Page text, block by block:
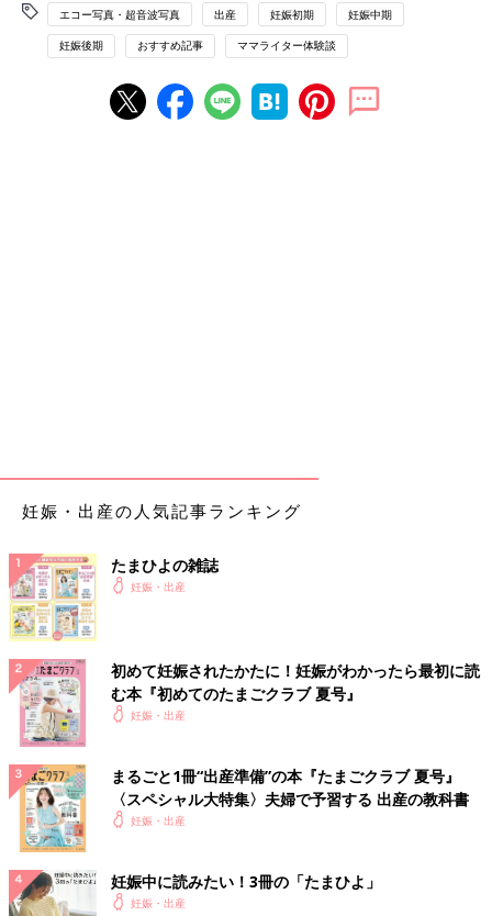
エコー写真・超音波写真 出産 妊娠初期 妊娠中期
妊娠後期 おすすめ記事 ママライター体験談
妊娠・出産の人気記事ランキング
たまひよの雑誌
妊娠・出産
初めて妊娠されたかたに！妊娠がわかったら最初に読
む本『初めてのたまごクラブ 夏号』
妊娠・出産
まるごと1冊“出産準備”の本『たまごクラブ 夏号』
〈スペシャル大特集〉夫婦で予習する 出産の教科書
妊娠・出産
妊娠中に読みたい！3冊の「たまひよ」
妊娠・出産